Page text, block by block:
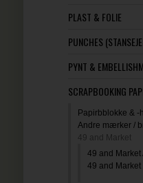
PLAST & FOLIE
PUNCHES
PYNT &
SCRAPBOOKING
Papirbblokke &
Andre mærker /
49 and Market
49 and Market
49 and